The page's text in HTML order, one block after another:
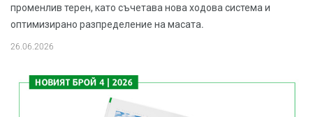
променлив терен, като съчетава нова ходова система и
оптимизирано разпределение на масата.
26.06.2026